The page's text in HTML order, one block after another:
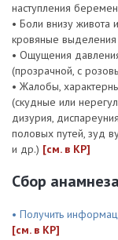
наступления
• Боли внизу живота
кровяные
• Ощущения
(прозрачной, с
• Жалобы,
(скудные или
дизурия,
половых путей, зуд
и др.) [см. в КР]
Сбор анамнеза
• Получить
[см. в КР]